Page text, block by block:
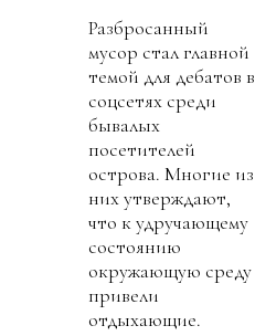
Разбросанный
мусор стал главной
темой для дебатов в
соцсетях среди
бывалых
посетителей
острова. Многие из
них утверждают,
что к удручающему
состоянию
окружающую среду
привели
отдыхающие.